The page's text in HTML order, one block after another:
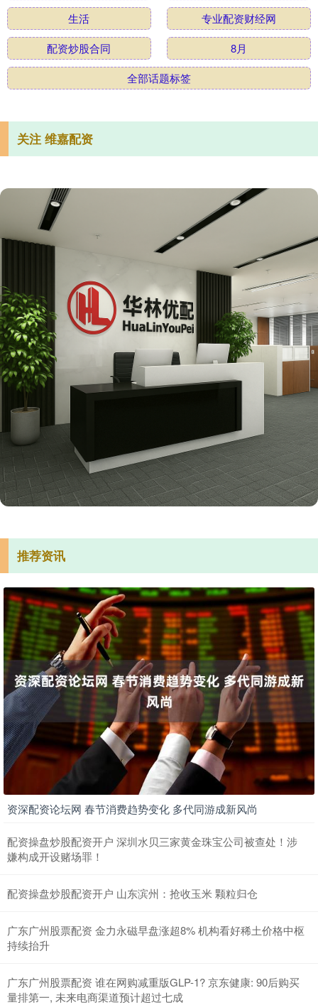
生活
专业配资财经网
配资炒股合同
8月
全部话题标签
关注 维嘉配资
推荐资讯
资深配资论坛网 春节消费趋势变化 多代同游成新风尚
配资操盘炒股配资开户 深圳水贝三家黄金珠宝公司被查处！涉
嫌构成开设赌场罪！
配资操盘炒股配资开户 山东滨州：抢收玉米 颗粒归仓
广东广州股票配资 金力永磁早盘涨超8% 机构看好稀土价格中枢
持续抬升
广东广州股票配资 谁在网购减重版GLP-1? 京东健康: 90后购买
量排第一, 未来电商渠道预计超过七成